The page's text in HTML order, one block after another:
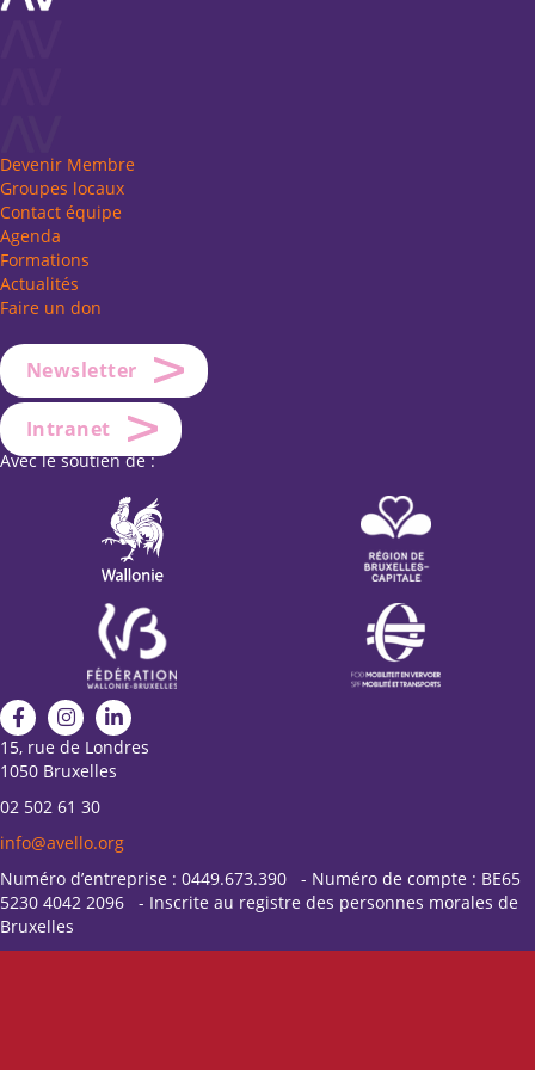
Devenir Membre
Groupes locaux
Contact équipe
Agenda
Formations
Actualités
Faire un don
Newsletter
Intranet
Avec le soutien de :
15, rue de Londres
1050 Bruxelles
02 502 61 30
info@avello.org
Numéro d’entreprise : 0449.673.390 - Numéro de compte : BE65
5230 4042 2096 - Inscrite au registre des personnes morales de
Bruxelles